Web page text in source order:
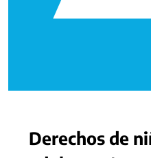
Derechos de